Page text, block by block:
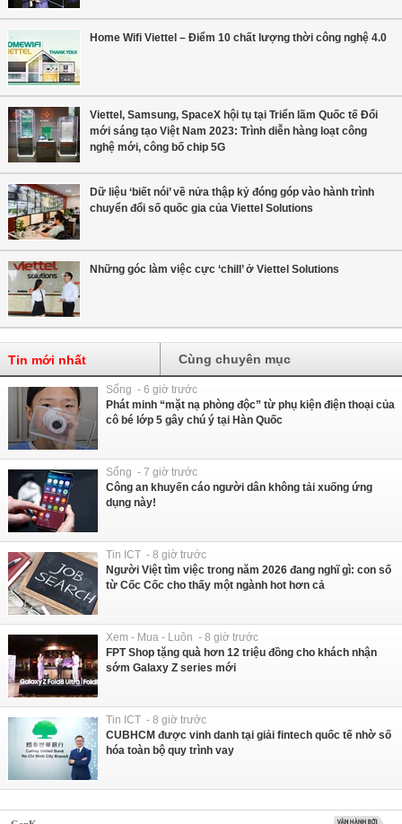
Home Wifi Viettel – Điểm 10 chất lượng thời công nghệ 4.0
Viettel, Samsung, SpaceX hội tụ tại Triển lãm Quốc tế Đổi
mới sáng tạo Việt Nam 2023: Trình diễn hàng loạt công
nghệ mới, công bố chip 5G
Dữ liệu ‘biết nói’ về nửa thập kỷ đóng góp vào hành trình
chuyển đổi số quốc gia của Viettel Solutions
Những góc làm việc cực ‘chill’ ở Viettel Solutions
Tin mới nhất Cùng chuyên mục
Sống - 6 giờ trước
Phát minh “mặt nạ phòng độc” từ phụ kiện điện thoại của
cô bé lớp 5 gây chú ý tại Hàn Quốc
Sống - 7 giờ trước
Công an khuyến cáo người dân không tải xuống ứng
dụng này!
Tin ICT - 8 giờ trước
Người Việt tìm việc trong năm 2026 đang nghĩ gì: con số
từ Cốc Cốc cho thấy một ngành hot hơn cả
Xem - Mua - Luôn - 8 giờ trước
FPT Shop tặng quà hơn 12 triệu đồng cho khách nhận
sớm Galaxy Z series mới
Tin ICT - 8 giờ trước
CUBHCM được vinh danh tại giải fintech quốc tế nhờ số
hóa toàn bộ quy trình vay